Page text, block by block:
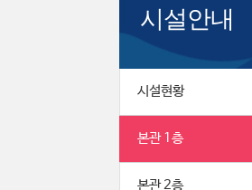
시설안내
시설현황
본관 1층
본관 2층